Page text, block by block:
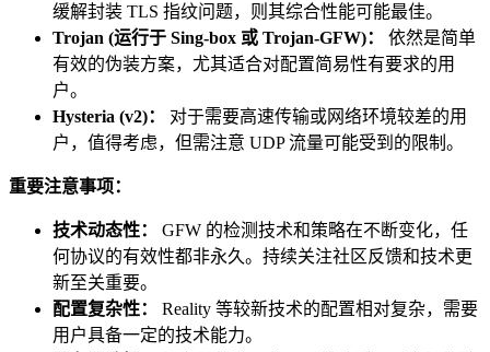
缓解封装 TLS 指纹问题，则其综合性能可能最佳。
Trojan (运行于 Sing-box 或 Trojan-GFW)：
依然是简单
有效的伪装方案，尤其适合对配置简易性有要求的用
户。
Hysteria (v2)：
对于需要高速传输或网络环境较差的用
户，值得考虑，但需注意 UDP 流量可能受到的限制。
重要注意事项：
技术动态性：
GFW 的检测技术和策略在不断变化，任
何协议的有效性都非永久。持续关注社区反馈和技术更
新至关重要。
配置复杂性：
Reality 等较新技术的配置相对复杂，需要
用户具备一定的技术能力。